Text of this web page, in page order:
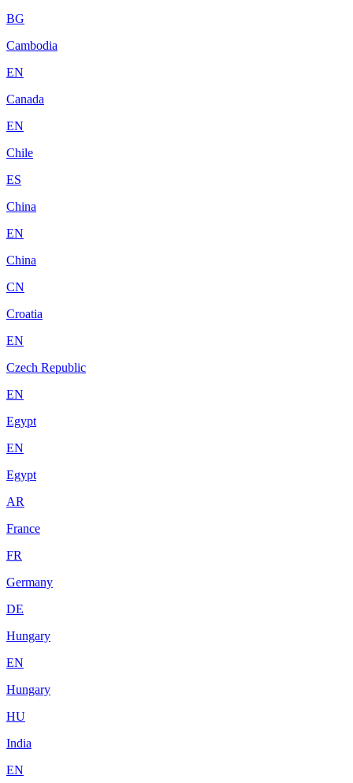
BG
Cambodia
EN
Canada
EN
Chile
ES
China
EN
China
CN
Croatia
EN
Czech Republic
EN
Egypt
EN
Egypt
AR
France
FR
Germany
DE
Hungary
EN
Hungary
HU
India
EN